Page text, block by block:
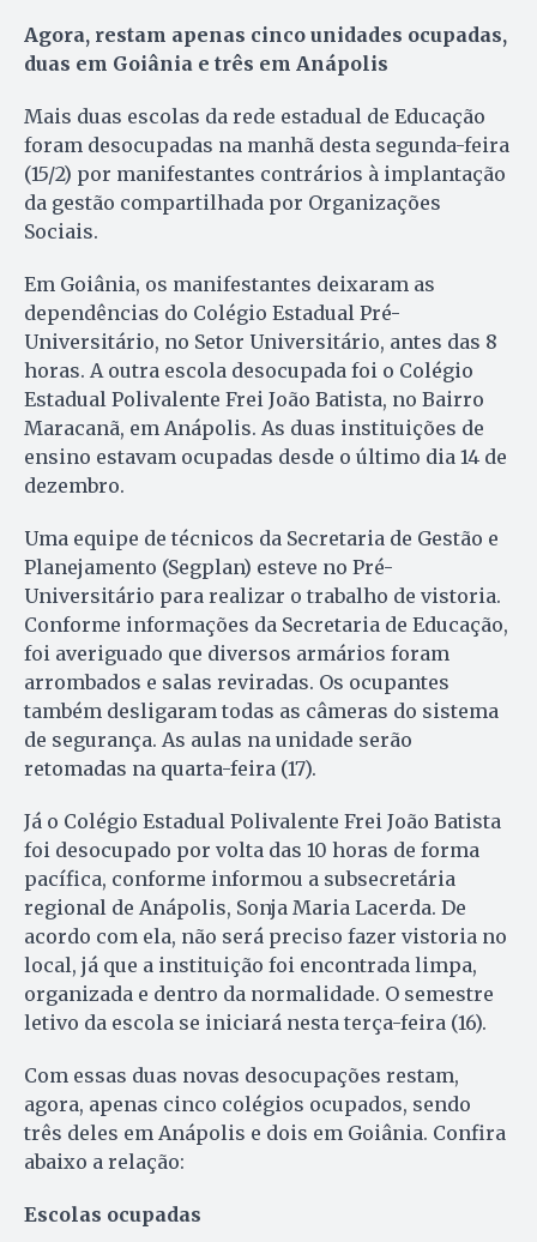
Agora, restam apenas cinco unidades ocupadas,
duas em Goiânia e três em Anápolis
Mais duas escolas da rede estadual de Educação
foram desocupadas na manhã desta segunda-feira
(15/2) por manifestantes contrários à implantação
da gestão compartilhada por Organizações
Sociais.
Em Goiânia, os manifestantes deixaram as
dependências do Colégio Estadual Pré-
Universitário, no Setor Universitário, antes das 8
horas. A outra escola desocupada foi o Colégio
Estadual Polivalente Frei João Batista, no Bairro
Maracanã, em Anápolis. As duas instituições de
ensino estavam ocupadas desde o último dia 14 de
dezembro.
Uma equipe de técnicos da Secretaria de Gestão e
Planejamento (Segplan) esteve no Pré-
Universitário para realizar o trabalho de vistoria.
Conforme informações da Secretaria de Educação,
foi averiguado que diversos armários foram
arrombados e salas reviradas. Os ocupantes
também desligaram todas as câmeras do sistema
de segurança. As aulas na unidade serão
retomadas na quarta-feira (17).
Já o Colégio Estadual Polivalente Frei João Batista
foi desocupado por volta das 10 horas de forma
pacífica, conforme informou a subsecretária
regional de Anápolis, Sonja Maria Lacerda. De
acordo com ela, não será preciso fazer vistoria no
local, já que a instituição foi encontrada limpa,
organizada e dentro da normalidade. O semestre
letivo da escola se iniciará nesta terça-feira (16).
Com essas duas novas desocupações restam,
agora, apenas cinco colégios ocupados, sendo
três deles em Anápolis e dois em Goiânia. Confira
abaixo a relação:
Escolas ocupadas